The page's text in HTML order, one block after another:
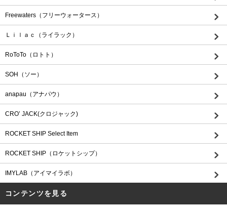
Freewaters（フリーウォータース）
Ｌｉｌａｃ（ライラック）
RoToTo（ロトト）
SOH（ソー）
anapau（アナパウ）
CRO’ JACK(クロジャック)
ROCKET SHIP Select Item
ROCKET SHIP（ロケットシップ）
IMYLAB（アイマイラボ）
コンテンツを見る